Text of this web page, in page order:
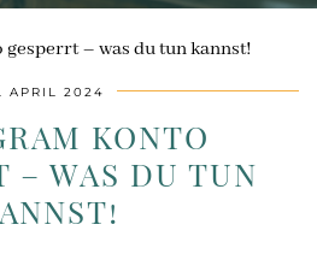
– was du tun kannst!
APRIL 2024
KONTO
– WAS DU TUN